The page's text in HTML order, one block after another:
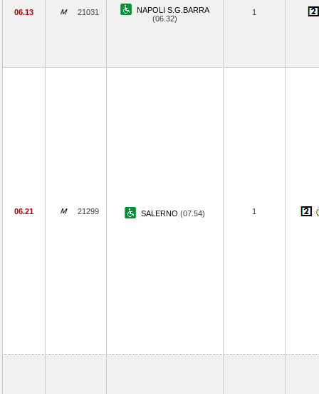
06.13 21031
NAPOLI S.G.BARRA
(06.32)
1
06.21 21299 SALERNO (07.54) 1